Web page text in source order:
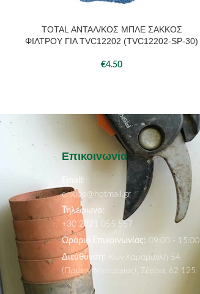
ΠΡΟΣΘΉΚΗ ΣΤΟ ΚΑΛΆΘΙ
TOTAL ΑΝΤΑΛ/ΚΟΣ ΜΠΛΕ ΣΑΚΚΟΣ
ΦΙΛΤΡΟΥ ΓΙΑ TVC12202 (TVC12202-SP-30)
€4.50
Επικοινωνία
Email:
enkipo@hotmail.gr
Τηλέφωνο:
+30 2321 055 557
Ωράριο Επικοινωνίας: 09:00 - 15:00
Διεύθυνση:
Κων.Καραμανλή 54
(Πρώην Μεραρχίας), Σέρρες 62 125